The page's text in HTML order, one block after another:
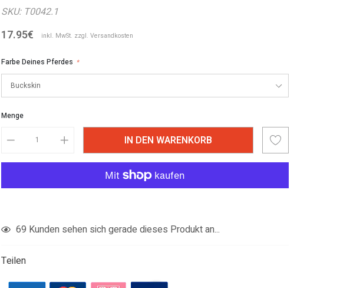
SKU: T0042.1
17.95€ inkl. MwSt. zzgl. Versandkosten
Farbe Deines Pferdes *
Menge
IN DEN WARENKORB
Produkt
den
Warenkorb
legen
81 Kunden sehen sich gerade dieses Produkt an...
Teilen